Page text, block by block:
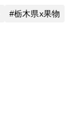
栃木県x果物